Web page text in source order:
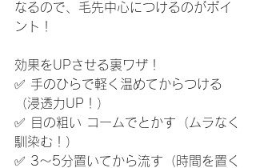
なるので、毛先中心につけるのがポイ
ント！
効果をUPさせる裏ワザ！
✅ 手のひらで軽く温めてからつける
（浸透力UP！）
✅ 目の粗い コームでとかす（ムラなく
馴染む！）
✅ 3〜5分置いてから流す（時間を置く